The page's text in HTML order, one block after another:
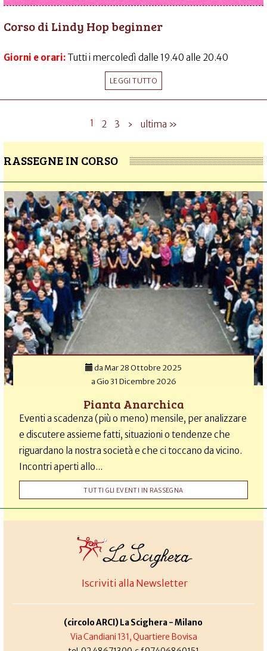
Corso di Lindy Hop beginner
Giorni e orari: Tutti i mercoledì dalle 19.40 alle 20.40
LEGGI TUTTO
1 2 3 › ultima »
RASSEGNE IN CORSO
da Mar 28 Ottobre 2025
aGio 31 Dicembre 2026
Pianta Anarchica
Eventi a scadenza (più o meno) mensile, per analizzare
e discutere assieme fatti, situazioni o tendenze che
riguardano la nostra società e che ci toccano da vicino.
Incontri aperti allo...
TUTTI GLI EVENTI IN RASSEGNA
Iscriviti alla Newsletter
(circolo ARCI) La Scighera - Milano
Via Candiani 131, Quartiere Bovisa